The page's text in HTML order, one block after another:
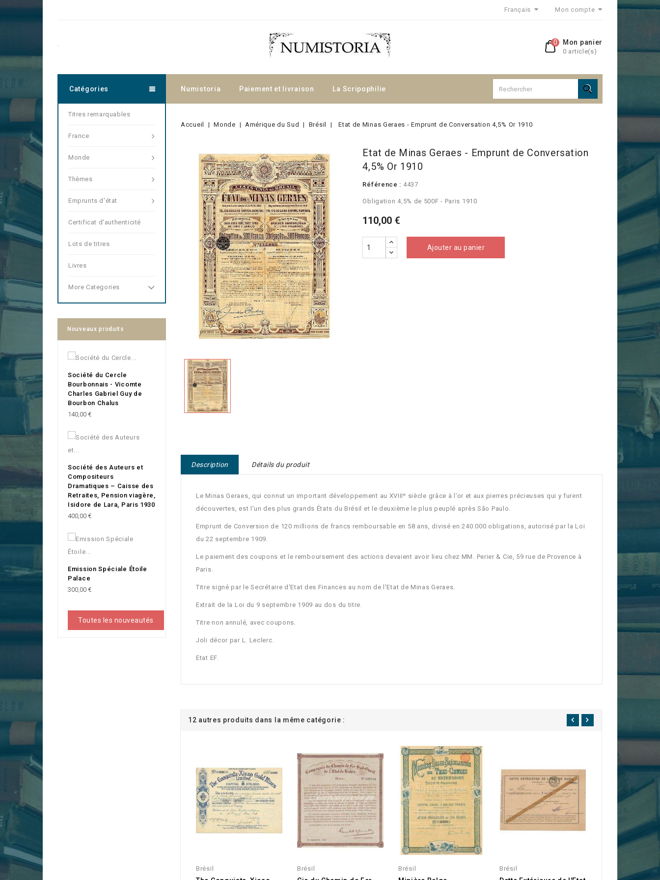
Français Mon compte
Mon panier
0 article(s)
0
.
Numistoria Paiement et livraison La Scripophilie 
Catégories
Titres remarquables
France
Monde
Thèmes
Emprunts d'état
Certificat d'authenticité
Lots de titres
Livres
More Categories
Nouveaux produits
Société du Cercle
Bourbonnais - Vicomte
Charles Gabriel Guy de
Bourbon Chalus
Prix
140,00 €
Société des Auteurs et
Compositeurs
Dramatiques – Caisse des
Retraites, Pension viagère,
Isidore de Lara, Paris 1930
Prix
400,00 €
Emission Spéciale Étoile
Palace
Prix
300,00 €
Toutes les nouveautés
Accueil Monde Amérique du Sud Brésil Etat de Minas Geraes - Emprunt de Conversation 4,5% Or 1910
Etat de Minas Geraes - Emprunt de Conversation
4,5% Or 1910
Référence : 4437
Obligation 4,5% de 500F - Paris 1910
110,00 €
Ajouter au panier
Description Détails du produit
Le Minas Geraes, qui connut un important développement au XVIIIe siècle grâce à l’or et aux pierres précieuses qui y furent
découvertes, est l’un des plus grands États du Brésil et le deuxième le plus peuplé après São Paulo.
Emprunt de Conversion de 120 millions de francs remboursable en 58 ans, divisé en 240.000 obligations, autorisé par la Loi
du 22 septembre 1909.
Le paiement des coupons et le remboursement des actions devaient avoir lieu chez MM. Perier & Cie, 59 rue de Provence à
Paris.
Titre signé par le Secrétaire d'Etat des Finances au nom de l'Etat de Minas Geraes.
Extrait de la Loi du 9 septembre 1909 au dos du titre.
Titre non annulé, avec coupons.
Joli décor par L. Leclerc.
Etat EF.
12 autres produits dans la même catégorie :
Brésil Brésil Brésil Brésil